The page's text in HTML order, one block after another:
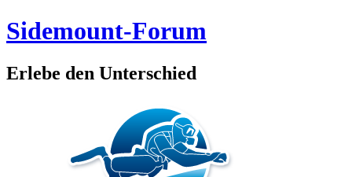
Sidemount-Forum
Erlebe den Unterschied